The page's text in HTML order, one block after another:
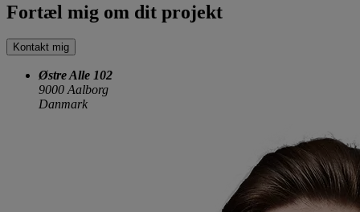
Fortæl mig om dit projekt
Kontakt mig
Østre Alle 102
9000 Aalborg
Danmark